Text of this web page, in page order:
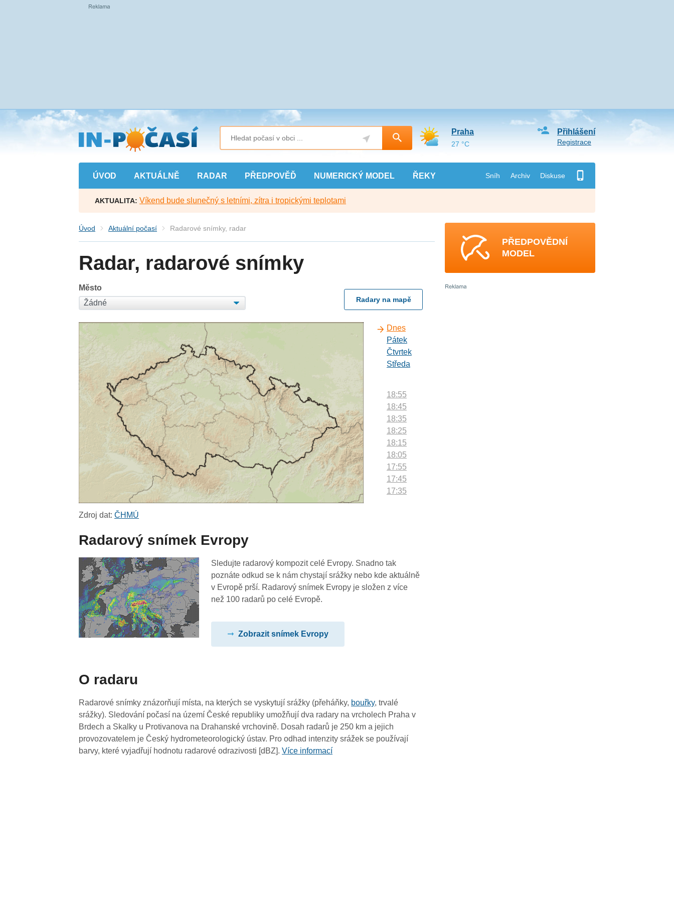
Přejít
na
hlavní
obsah
ÚVOD AKTUÁLNĚ RADAR PŘEDPOVĚĎ NUMERICKÝ MODEL ŘEKY Sníh Archiv Diskuse
Přihlášení
Registrace
Praha
27 °C
AKTUALITA: Víkend bude slunečný s letními, zítra i tropickými teplotami
Úvod Aktuální počasí Radarové snímky, radar
Radar, radarové snímky
Město
Radary na mapě
Dnes
Pátek
Čtvrtek
Středa
18:55
18:45
18:35
18:25
18:15
18:05
17:55
17:45
17:35
16:35
16:25
16:15
14:35
14:25
14:15
14:05
Zdroj dat:ČHMÚ
Radarový snímek Evropy
Sledujte radarový kompozit celé Evropy. Snadno tak
poznáte odkud se k nám chystají srážky nebo kde aktuálně
v Evropě prší. Radarový snímek Evropy je složen z více
než 100 radarů po celé Evropě.
Zobrazit snímek Evropy
O radaru
Radarové snímky znázorňují místa, na kterých se vyskytují srážky (přeháňky, bouřky, trvalé
srážky). Sledování počasí na území České republiky umožňují dva radary na vrcholech Praha v
Brdech a Skalky u Protivanova na Drahanské vrchovině. Dosah radarů je 250 km a jejich
provozovatelem je Český hydrometeorologický ústav. Pro odhad intenzity srážek se používají
barvy, které vyjadřují hodnotu radarové odrazivosti [dBZ].Více informací
PŘEDPOVĚDNÍ
MODEL